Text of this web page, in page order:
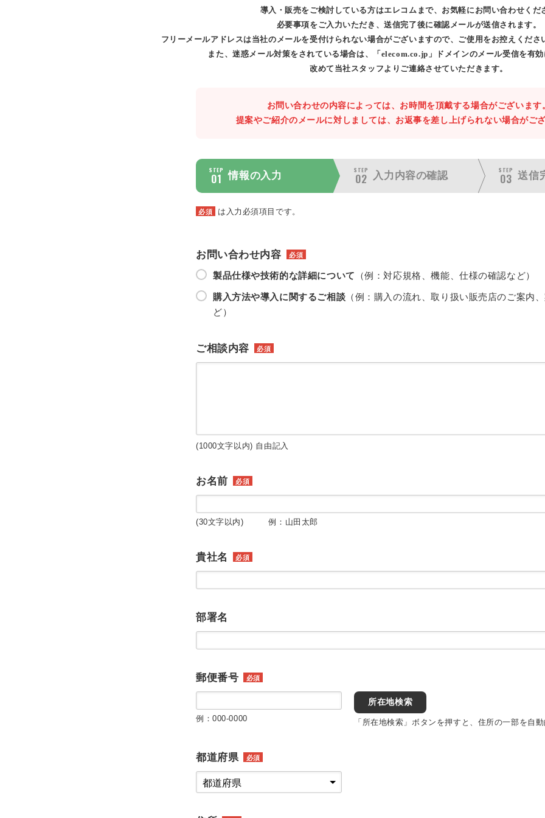
導入・販売をご検討している方はエレコムまで、お気軽にお問い合わせくだ
必要事項をご入力いただき、送信完了後に確認メールが送信されます。
フリーメールアドレスは当社のメールを受付けられない場合がございますので、ご使用をお控えくださ
また、迷惑メール対策をされている場合は、「elecom.co.jp」ドメインのメール受信を有効
改めて当社スタッフよりご連絡させていただきます。
お問い合わせの内容によっては、お時間を頂戴する場合がございます
提案やご紹介のメールに対しましては、お返事を差し上げられない場合がござ
STEP
01 情報の入力
STEP
02 入力内容の確認
STEP
03 送信
必須 は入力必須項目です。
お問い合わせ内容 必須
製品仕様や技術的な詳細について （例：対応規格、機能、仕様の確認など）
購入方法や導入に関するご相談 （例：購入の流れ、取り扱い販売店のご案内
ど）
ご相談内容 必須
(1000文字以内) 自由記入
お名前 必須
(30文字以内) 例：山田太郎
貴社名 必須
部署名
郵便番号 必須
例：000-0000
所在地検索
「所在地検索」ボタンを押すと、住所の一部を自動
都道府県 必須